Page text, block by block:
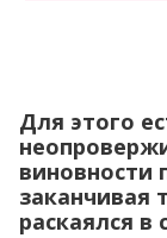
Для этого
виновности
заканчивая
раскаялся в